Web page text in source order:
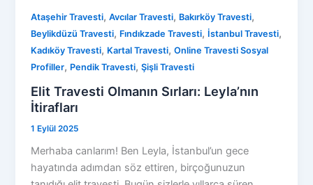
Ataşehir Travesti,Avcılar Travesti, Bakırköy Travesti,
Beylikdüzü Travesti, Fındıkzade Travesti, İstanbul Travesti,
Kadıköy Travesti, Kartal Travesti,Online Travesti Sosyal
Profiller, Pendik Travesti,Şişli Travesti
Elit Travesti Olmanın Sırları: Leyla’nın
İtirafları
1 Eylül 2025
Merhaba canlarım! Ben Leyla, İstanbul’un gece
hayatında adımdan söz ettiren, birçoğunuzun